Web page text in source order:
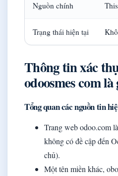
Nguồn chính
Trạng thái hiện tại
Thông tin xác
odoosmes com là
Tổng quan các nguồn tin
Trang webodoo.com
không có đề cập đến
chủ).
Một tên miền khác,